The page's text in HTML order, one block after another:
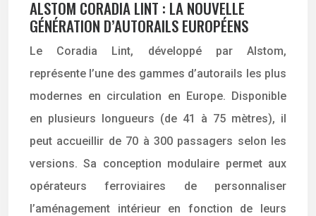
ALSTOM CORADIA LINT : LA NOUVELLE
GÉNÉRATION D’AUTORAILS EUROPÉENS
Le Coradia Lint, développé par Alstom,
représente l’une des gammes d’autorails les plus
modernes en circulation en Europe. Disponible
en plusieurs longueurs (de 41 à 75 mètres), il
peut accueillir de 70 à 300 passagers selon les
versions. Sa conception modulaire permet aux
opérateurs ferroviaires de personnaliser
l’aménagement intérieur en fonction de leurs